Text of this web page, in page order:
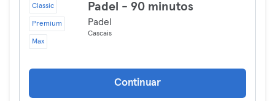
Classic
Premium
Max
Padel - 90 minutos
Padel
Cascais
Continuar